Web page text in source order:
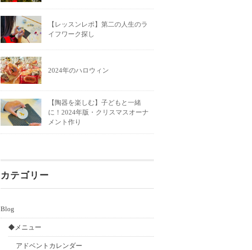
【レッスンレポ】第二の人生のラ
イフワーク探し
2024年のハロウィン
【陶器を楽しむ】子どもと一緒
に！2024年版・クリスマスオーナ
メント作り
カテゴリー
Blog
◆メニュー
アドベントカレンダー